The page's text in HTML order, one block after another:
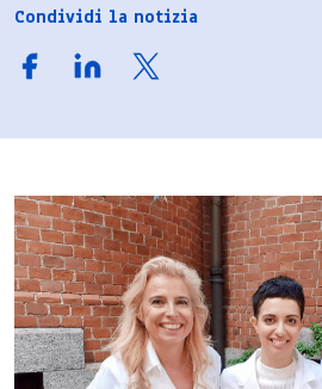
Condividi la notizia